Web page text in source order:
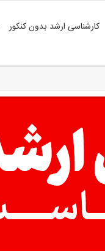
کارشناسی ارشد بدون کنکور